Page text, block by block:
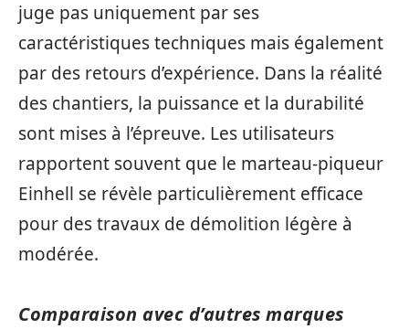
juge pas uniquement par ses
caractéristiques techniques mais également
par des retours d’expérience. Dans la réalité
des chantiers, la puissance et la durabilité
sont mises à l’épreuve. Les utilisateurs
rapportent souvent que le marteau-piqueur
Einhell se révèle particulièrement efficace
pour des travaux de démolition légère à
modérée.
Comparaison avec d’autres marques